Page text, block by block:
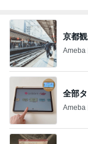
京都
Ameba
全部
Ameba